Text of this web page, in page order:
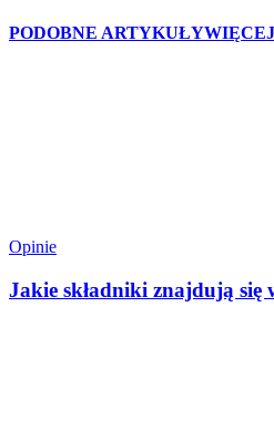
PODOBNE ARTYKUŁY
Opinie
Jakie składniki znajdują się